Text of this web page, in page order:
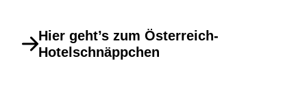
Hier geht’s zum Österreich-
Hotelschnäppchen